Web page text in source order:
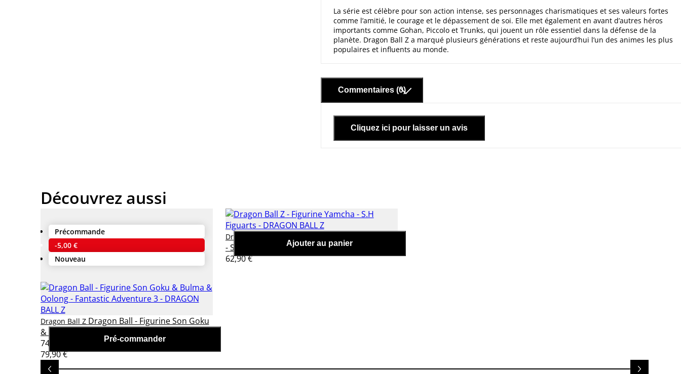
La série est célèbre pour son action intense, ses personnages charismatiques et ses valeurs fortes
comme l’amitié, le courage et le dépassement de soi. Elle met également en avant d’autres héros
importants comme Gohan, Piccolo et Trunks, qui jouent un rôle essentiel dans la défense de la
planète. Dragon Ball Z a marqué plusieurs générations et reste aujourd’hui l’un des animes les plus
populaires et influents au monde.
Commentaires (0)
Cliquez ici pour laisser un avis
Découvrez aussi
Précommande
-5,00 €
Nouveau
Pré-commander
Dragon Ball Z Dragon Ball - Figurine Son Goku
& Bulma & Oolong - Fantastic Adventure 3
74,90 €
79,90 €
Ajouter au panier
Dragon Ball Z
- S.H Figuarts
62,90 €